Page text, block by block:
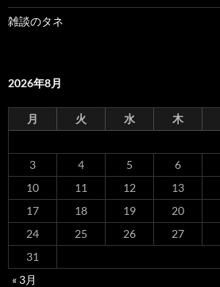
雑談のタネ
2026年8月
月 火 水 木
3
4 5 6
10
11 12 13
17
18 19 20
24
25 26 27
31
« 3月